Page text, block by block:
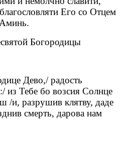
Его со Отцем
Богородицы
Дево,/ радость
из Тебе бо возсия Солнце
/и, разрушив клятву, даде
смерть, дарова нам